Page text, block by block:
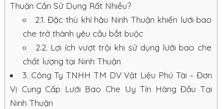
Thuận Cần Sử Dụng Rất Nhiều?
2.1. Đặc thù khí hậu Ninh Thuận khiến lưới bao
che trở thành yêu cầu bắt buộc
2.2. Lợi ích vượt trội khi sử dụng lưới bao che
chất lượng tại Ninh Thuận
3. Công Ty TNHH TM DV Vật Liệu Phú Tài – Đơn
Vị Cung Cấp Lưới Bao Che Uy Tín Hàng Đầu Tại
Ninh Thuận